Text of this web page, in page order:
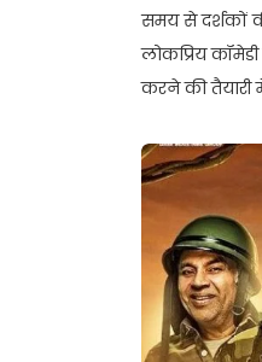
समय से दर्शकों
लोकप्रिय
करने की तैयारी